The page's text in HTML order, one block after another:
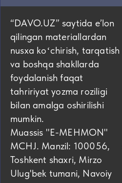
“DAVO.UZ” saytida eʼlon
qilingan materiallardan
nusxa koʻchirish, tarqatish
va boshqa shakllarda
foydalanish faqat
tahririyat yozma roziligi
bilan amalga oshirilishi
mumkin.
Muassis "E-MEHMON"
MCHJ. Manzil: 100056,
Toshkent shaxri, Mirzo
Ulug'bek tumani, Navoiy